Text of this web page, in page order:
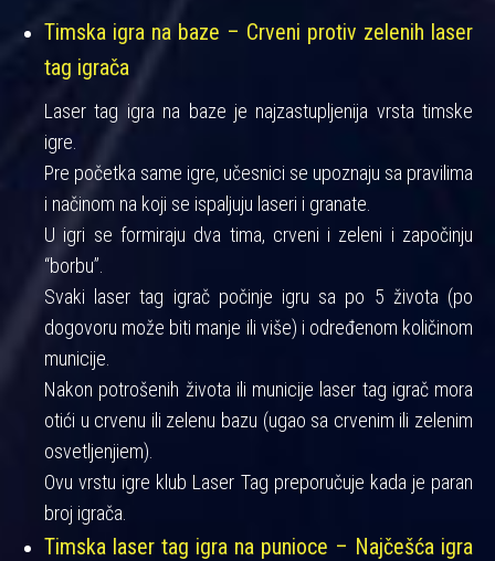
Timska igra na baze – Crveni protiv zelenih laser
tag igrača
Laser tag igra na baze je najzastupljenija vrsta timske
igre.
Pre početka same igre, učesnici se upoznaju sa pravilima
i načinom na koji se ispaljuju laseri i granate.
U igri se formiraju dva tima, crveni i zeleni i započinju
“borbu”.
Svaki laser tag igrač počinje igru sa po 5 života (po
dogovoru može biti manje ili više) i određenom količinom
municije.
Nakon potrošenih života ili municije laser tag igrač mora
otići u crvenu ili zelenu bazu (ugao sa crvenim ili zelenim
osvetljenjiem).
Ovu vrstu igre klub Laser Tag preporučuje kada je paran
broj igrača.
Timska laser tag igra na punioce – Najčešća igra